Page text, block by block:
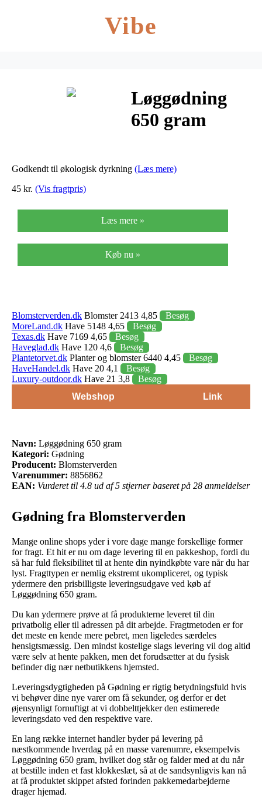
Vibe
Løggødning
650 gram
Godkendt til økologisk dyrkning (Læs mere)
45 kr. (Vis fragtpris)
Læs mere »
Køb nu »
Blomsterverden.dk Blomster 2413 4,85
Besøg
MoreLand.dk Have 5148 4,65
Besøg
Texas.dk Have 7169 4,65
Besøg
Haveglad.dk Have 120 4,6
Besøg
Plantetorvet.dk Planter og blomster 6440 4,45
Besøg
HaveHandel.dk Have 20 4,1
Besøg
Luxury-outdoor.dk Have 21 3,8
Besøg
Webshop
Link
Navn: Løggødning 650 gram
Kategori: Gødning
Producent: Blomsterverden
Varenummer: 8856862
EAN: Vurderet til 4.8 ud af 5 stjerner baseret på 28 anmeldelser
Gødning fra Blomsterverden
Mange online shops yder i vore dage mange forskellige former
for fragt. Et hit er nu om dage levering til en pakkeshop, fordi du
så har fuld fleksibilitet til at hente din nyindkøbte vare når du har
lyst. Fragttypen er nemlig ekstremt ukompliceret, og typisk
ydermere den prisbilligste leveringsudgave ved køb af
Løggødning 650 gram.
Du kan ydermere prøve at få produkterne leveret til din
privatbolig eller til adressen på dit arbejde. Fragtmetoden er for
det meste en kende mere pebret, men ligeledes særdeles
hensigtsmæssig. Den mindst kostelige slags levering vil dog altid
være selv at hente pakken, men det forudsætter at du fysisk
befinder dig nær netbutikkens hjemsted.
Leveringsdygtigheden på Gødning er rigtig betydningsfuld hvis
vi behøver dine nye varer om få sekunder, og derfor er det
øjensynligt fornuftigt at vi dobbelttjekker den estimerede
leveringsdato ved den respektive vare.
En lang række internet handler byder på levering på
næstkommende hverdag på en masse varenumre, eksempelvis
Løggødning 650 gram, hvilket dog står og falder med at du når
at bestille inden et fast klokkeslæt, så at de sandsynligvis kan nå
at få produktet skippet afsted forinden pakkemedarbejderne
drager hjemad.